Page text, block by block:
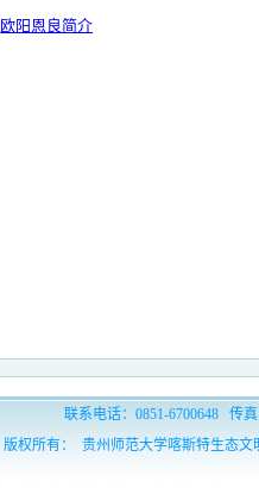
欧阳恩良简介
联系电话：0851-6700648 传
版权所有： 贵州师范大学喀斯特生态文